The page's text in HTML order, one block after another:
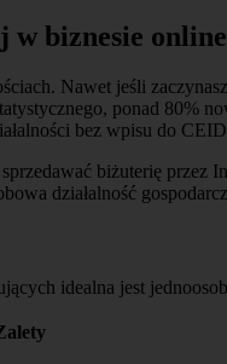
w biznesie online
Nawet jeśli
ponad 80%
bez wpisu do
biżuterię
działalność
idealna jest